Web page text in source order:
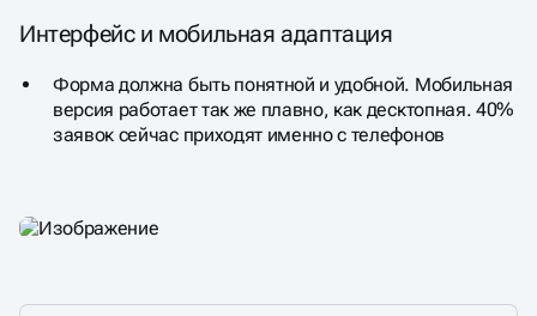
Интерфейс и мобильная адаптация
Форма должна быть понятной и удобной. Мобильная
версия работает так же плавно, как десктопная. 40%
заявок сейчас приходят именно с телефонов